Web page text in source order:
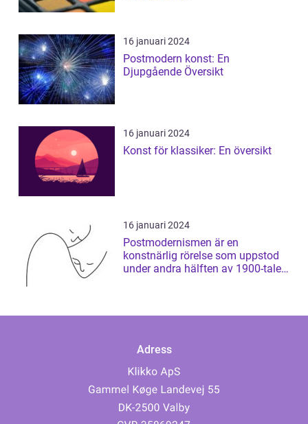
16 januari 2024
Postmodern konst: En
Djupgående Översikt
16 januari 2024
Konst för klassiker: En översikt
16 januari 2024
Postmodernismen är en
konstnärlig rörelse som uppstod
under andra hälften av 1900-talet
Adress